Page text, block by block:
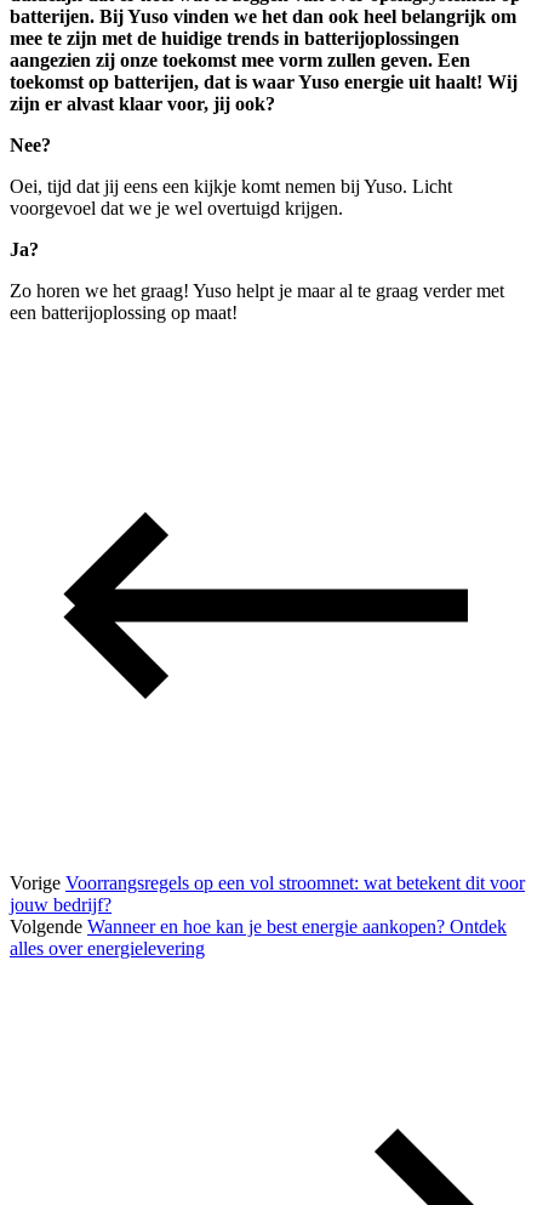
batterijen. Bij Yuso vinden we het dan ook heel belangrijk om
mee te zijn met de huidige trends in batterijoplossingen
aangezien zij onze toekomst mee vorm zullen geven. Een
toekomst op batterijen, dat is waar Yuso energie uit haalt! Wij
zijn er alvast klaar voor, jij ook?
Nee?
Oei, tijd dat jij eens een kijkje komt nemen bij Yuso. Licht
voorgevoel dat we je wel overtuigd krijgen.
Ja?
Zo horen we het graag! Yuso helpt je maar al te graag verder met
een batterijoplossing op maat!
Vorige Voorrangsregels op een vol stroomnet: wat betekent dit voor
jouw bedrijf?
Volgende Wanneer en hoe kan je best energie aankopen? Ontdek
alles over energielevering